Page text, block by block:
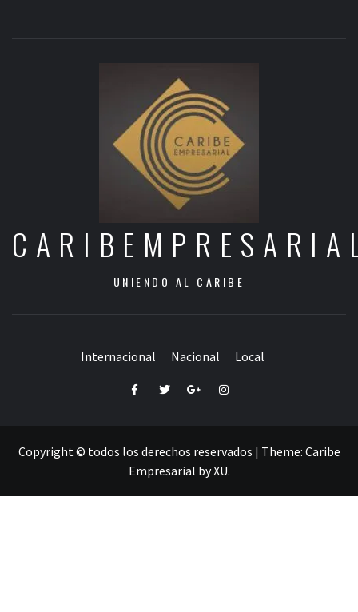
UNIENDO AL CARIBE
Internacional Nacional Local
FacebookTwitterGoogle+Instagram
Copyright © todos los derechos reservados | Theme: Caribe
Empresarial byXU.